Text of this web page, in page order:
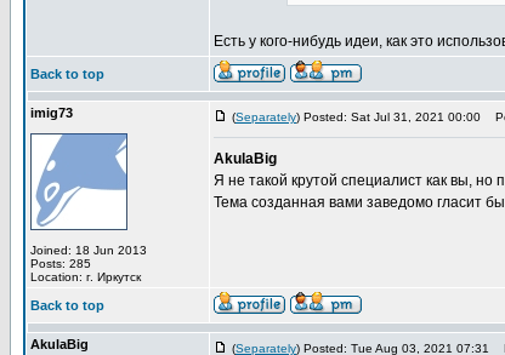
Есть у кого-нибудь идеи, как это
Back to top
imig73
Joined: 18 Jun 2013
Posts: 285
Location: г. Иркутск
(Separately) Posted: Sat Jul 31, 2021 00:00
AkulaBig
Я не такой крутой специалист как вы,
Тема созданная вами заведомо гласит
Back to top
AkulaBig (Separately) Posted: Tue Aug 03, 2021 07:31